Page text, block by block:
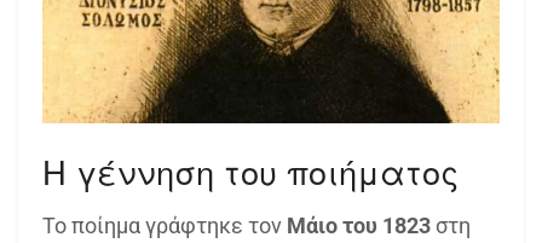
Η γέννηση του ποιήματος
Το ποίημα γράφτηκε τον Μάιο του 1823 στη